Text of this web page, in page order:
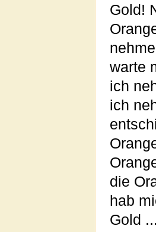
Gold!
warte
ich
ich
die
hab
Gold